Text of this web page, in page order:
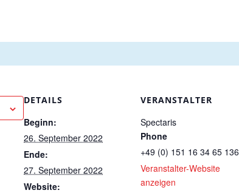
DETAILS
Beginn:
26. September 2022
Ende:
27. September 2022
Website:
VERANSTALTER
Spectaris
Phone
+49 (0) 151 16 34 65 136
Veranstalter-Website
anzeigen